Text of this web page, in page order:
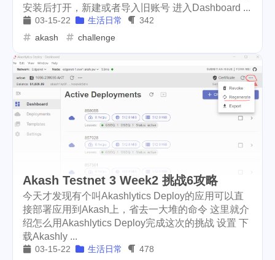
airdrop 26 flashbot 2
cryptocurrency 9
moraswap
thanksgiving 2 Nemeton0KP4 1
steemmonsters 33 black-friday
assateague 1
3
florida 5 niagara-falls
softfork 1 matters 2
creativecoin
安装后打开，新建或者导入旧账号 进入Dashboard ...
03-15-22 生活日常
342
akash
challenge
Akash Testnet 3 Week2 挑战6攻略
今天才发现有个叫Akashlytics Deploy的应用可以直
接部署应用到Akash上，省去一大堆的命令 这里就介
绍怎么用Akashlytics Deploy完成这次的挑战 设置 下
载Akashly ...
03-15-22 生活日常
478